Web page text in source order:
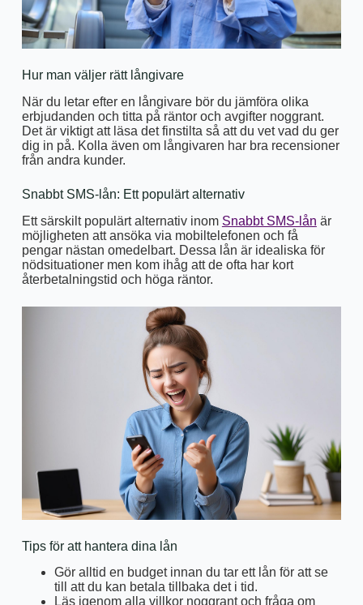
Hur man väljer rätt långivare
När du letar efter en långivare bör du jämföra olika
erbjudanden och titta på räntor och avgifter noggrant.
Det är viktigt att läsa det finstilta så att du vet vad du ger
dig in på. Kolla även om långivaren har bra recensioner
från andra kunder.
Snabbt SMS-lån: Ett populärt alternativ
Ett särskilt populärt alternativ inom Snabbt SMS-lån är
möjligheten att ansöka via mobiltelefonen och få
pengar nästan omedelbart. Dessa lån är idealiska för
nödsituationer men kom ihåg att de ofta har kort
återbetalningstid och höga räntor.
Tips för att hantera dina lån
Gör alltid en budget innan du tar ett lån för att se
till att du kan betala tillbaka det i tid.
Läs igenom alla villkor noggrant och fråga om